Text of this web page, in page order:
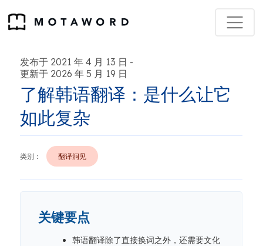
发布于 2021 年 4 月 13 日 -
更新于 2026 年 5 月 19 日
了解韩语翻译：是什么让它
如此复杂
类别： 翻译洞见
关键要点
韩语翻译除了直接换词之外，还需要文化